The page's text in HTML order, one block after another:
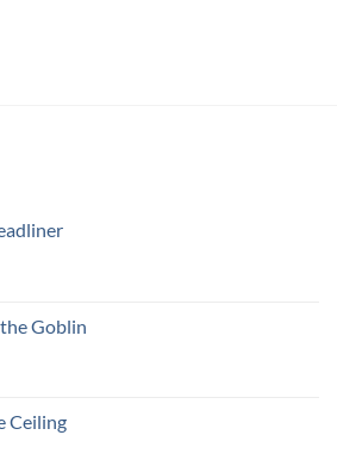
Goblin
Ceiling